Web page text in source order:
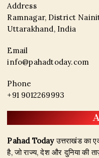
Address
Ramnagar, District
Uttarakhand, India
Email
info@pahadtoday.com
Phone
+91 9012269993
Pahad Todayउत्तराखंड का
है, जो राज्य, देश और दुनिया की